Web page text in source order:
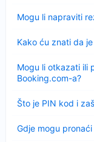
Mogu li napraviti
Kako ću znati da
Mogu li otkazati ili
Booking.com-a?
Što je PIN kod i
Sažeto
Gdje mogu